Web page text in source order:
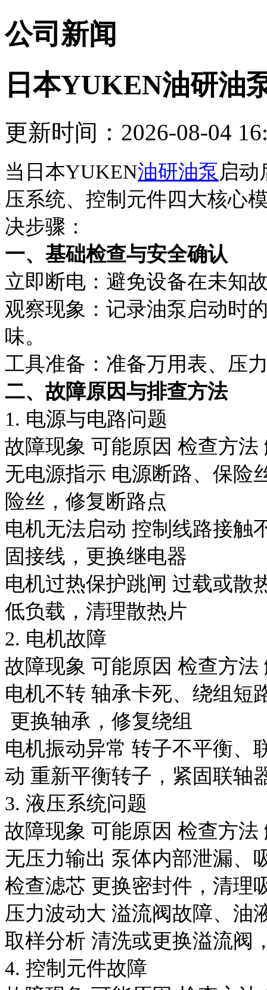
公司新闻
日本YUKEN油研油
更新时间：2026-08-04
当日本YUKEN油研油泵启动
压系统、控制元件四大核心
决步骤：
一、基础检查与安全确认
立即断电：避免设备在未知
观察现象：记录油泵启动时
味。
工具准备：准备万用表、压
二、故障原因与排查方法
1. 电源与电路问题
故障现象 可能原因 检查方法
无电源指示 电源断路、保险
险丝，修复断路点
电机无法启动 控制线路接触
固接线，更换继电器
电机过热保护跳闸 过载或散
低负载，清理散热片
2. 电机故障
故障现象 可能原因 检查方法
电机不转 轴承卡死、绕组短
更换轴承，修复绕组
电机振动异常 转子不平衡、
动 重新平衡转子，紧固联轴
3. 液压系统问题
故障现象 可能原因 检查方法
无压力输出 泵体内部泄漏、
检查滤芯 更换密封件，清理
压力波动大 溢流阀故障、油
取样分析 清洗或更换溢流阀
4. 控制元件故障